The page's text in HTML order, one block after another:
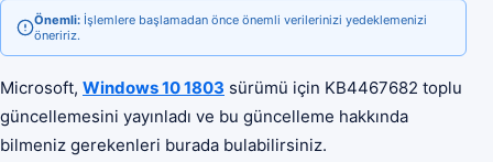
Önemli: İşlemlere başlamadan önce önemli verilerinizi yedeklemenizi
öneririz.
Microsoft, Windows 10 1803 sürümü için KB4467682 toplu
güncellemesini yayınladı ve bu güncelleme hakkında
bilmeniz gerekenleri burada bulabilirsiniz.